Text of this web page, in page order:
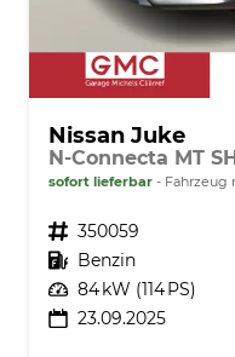
Nissan Juke
sofort lieferbar Fahrzeug
Fahrzeugnr. 350059
Kraftstoff Benzin
Leistung 84 kW (114 PS)
23.09.2025